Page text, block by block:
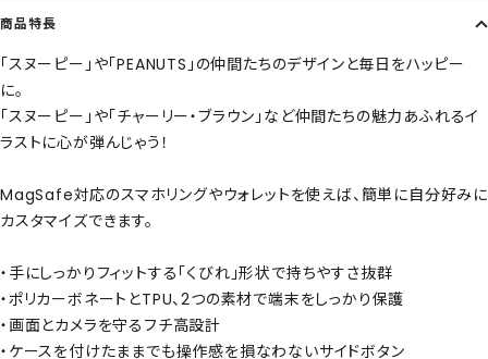
商品特長
「スヌーピー」や「PEANUTS」の仲間たちのデザインと毎日をハッピー
に。
「スヌーピー」や「チャーリー・ブラウン」など仲間たちの魅力あふれるイ
ラストに心が弾んじゃう！
MagSafe対応のスマホリングやウォレットを使えば、簡単に自分好みに
カスタマイズできます。
・手にしっかりフィットする「くびれ」形状で持ちやすさ抜群
・ポリカーボネートとTPU、2つの素材で端末をしっかり保護
・画面とカメラを守るフチ高設計
・ケースを付けたままでも操作感を損なわないサイドボタン